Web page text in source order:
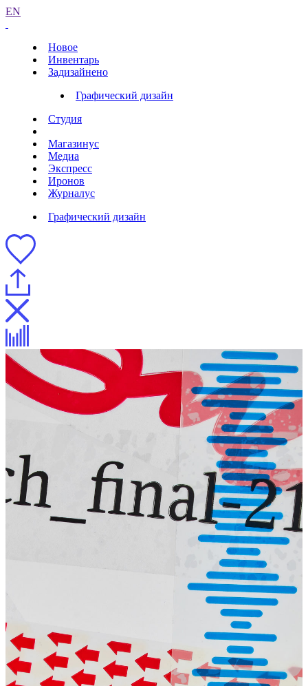
EN
Новое
Инвентарь
Задизайнено
Графический дизайн
Студия
Магазинус
Медиа
Экспресс
Иронов
Журналус
Графический дизайн